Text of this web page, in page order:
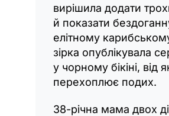
вирішила додати
й показати
елітному
зірка опублікувала
у чорному бікіні, від
перехоплює подих.
38-річна мама двох